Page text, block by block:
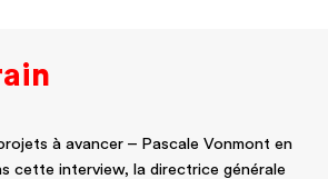
à avancer – Pascale Vonmont en
cette interview, la directrice générale